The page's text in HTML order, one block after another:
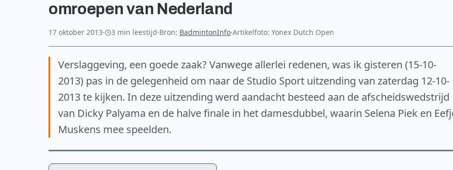
omroepen van Nederland
17 oktober 2013· 3 min leestijd·Bron: BadmintonInfo·Artikelfoto: Yonex Dutch Open
Verslaggeving, een goede zaak? Vanwege allerlei redenen, was ik gisteren (15-10-
2013) pas in de gelegenheid om naar de Studio Sport uitzending van zaterdag 12-10-
2013 te kijken. In deze uitzending werd aandacht besteed aan de afscheidswedstrijd
van Dicky Palyama en de halve finale in het damesdubbel, waarin Selena Piek en
Muskens mee speelden.